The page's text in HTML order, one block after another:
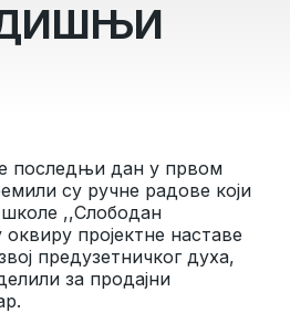
последњи дан у првом
су ручне радове који
,,Слободан
оквиру пројектне наставе
предузетничког духа,
за продајни